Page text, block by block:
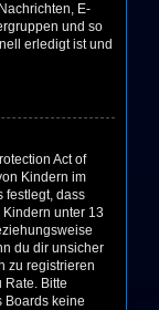
E-
und so
erledigt ist und
Act of
Kindern im
festlegt, dass
unter 13
du dir unsicher
zu registrieren
Rate. Bitte
Boards keine